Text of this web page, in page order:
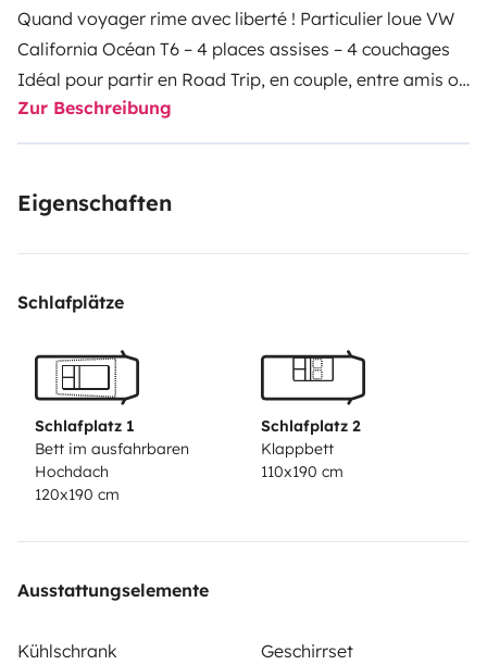
Quand voyager rime avec liberté ! Particulier loue VW
California Océan T6 – 4 places assises – 4 couchages
Idéal pour partir en Road Trip, en couple, entre amis ou
en famille. Très confortable avec boîte automatique,
navigation, climatisation, régulateur de vitesse,
feux+évier / ustensiles / 2 lits / table).
d’eau, radio-CD-USB, téléphone Bluetooth, etc.
WC ni de SdB) !
Économique : Permis B et tarif Voiture
sur les péages autoroutiers (-2 m de haut)
Consommation en carburant 8 litres /100 km
(autonomie environ 900 km)
Zur Beschreibung
Eigenschaften
Schlafplätze
Schlafplatz 1
Bett im ausfahrbaren
Hochdach
120x190 cm
Schlafplatz 2
Klappbett
110x190 cm
Ausstattungselemente
Kühlschrank
Geschirrset